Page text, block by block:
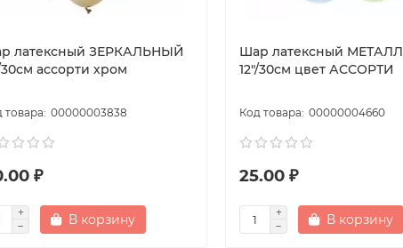
латексный ЗЕРКАЛЬНЫЙ
30см ассорти хром
00000003838
₽
В корзину
Шар латексный МЕТАЛЛ
12"/30см цвет АССОРТИ
00000004660
25.00 ₽
В корзину